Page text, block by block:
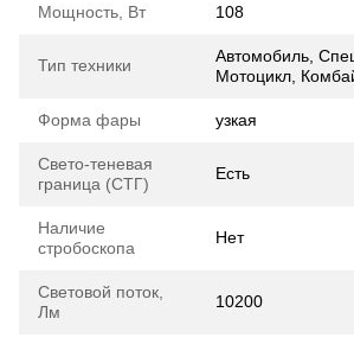
Мощность, Вт 108
Тип техники
Автомобиль,
Мотоцикл,
Форма фары узкая
Свето-теневая
граница (СТГ)
Есть
Наличие
стробоскопа
Нет
Световой поток,
Лм
10200